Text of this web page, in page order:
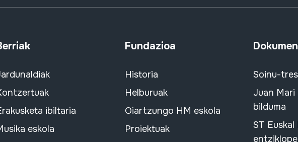
ibiltaria
eskola
Fundazioa
Historia
Helburuak
Oiartzungo HM eskola
Proiektuak
Soinu-
Juan
bilduma
ST